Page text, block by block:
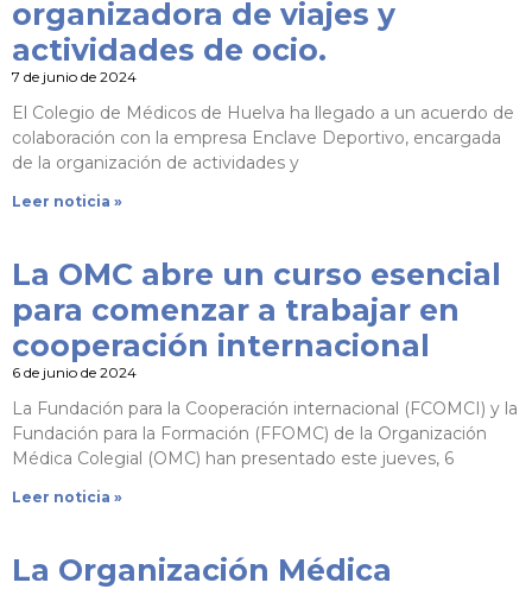
organizadora de viajes y
actividades de ocio.
7 de junio de 2024
El Colegio de Médicos de Huelva ha llegado a un acuerdo de
colaboración con la empresa Enclave Deportivo, encargada
de la organización de actividades y
Leer noticia »
La OMC abre un curso esencial
para comenzar a trabajar en
cooperación internacional
6 de junio de 2024
La Fundación para la Cooperación internacional (FCOMCI) y la
Fundación para la Formación (FFOMC) de la Organización
Médica Colegial (OMC) han presentado este jueves, 6
Leer noticia »
La Organización Médica